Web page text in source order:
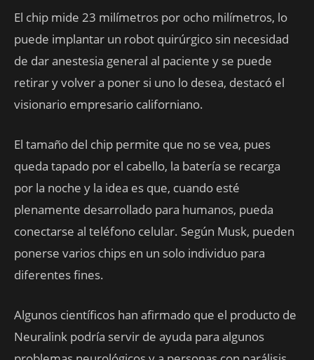
El chip mide 23 milímetros por ocho milímetros, lo
puede implantar un robot quirúrgico sin necesidad
de dar anestesia general al paciente y se puede
retirar y volver a poner si uno lo desea, destacó el
visionario empresario californiano.
El tamaño del chip permite que no se vea, pues
queda tapado por el cabello, la batería se recarga
por la noche y la idea es que, cuando esté
plenamente desarrollado para humanos, pueda
conectarse al teléfono celular. Según Musk, pueden
ponerse varios chips en un solo individuo para
diferentes fines.
Algunos científicos han afirmado que el producto de
Neuralink podría servir de ayuda para algunos